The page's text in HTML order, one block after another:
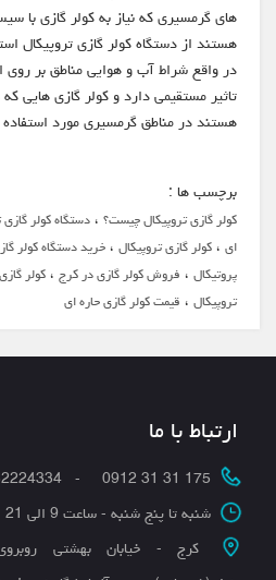
های گرمسیری که نیاز به کولر گازی با
هستند از دستگاه کولر گازی تروپیکال
در واقع شراط آب و هوایی مناطق بر روی
تاثیر مستقیمی دارد و کولر گازی هایی
هستند در مناطق گرمسیری مورد استفاده
برچسب ها :
کولر گازی تروپیکال چیست؟،دستگاه کولر گازی
ای،کولر گازی تروپیکال،خرید دستگاه کولر
پروتیکال، فروش کولر گازی در کرج،
تروپیکال، قیمت کولر گازی حاره ای
ارتباط با ما
175 31 31 0912 - 026-32224334
شنبه تا پنج شنبه - ساعت 9 الی 21